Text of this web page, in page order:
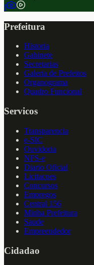
f
Prefeitura
Historia
Gabinete
Secretarias
Galeria de Prefeitos
Organograma
Quadro Funcional
Servicos
Transparencia
e-SIC
Ouvidoria
NFS-e
Diario Oficial
Licitacoes
Concursos
Empregos
Central 156
Minha Prefeitura
Saude
Empreendedor
Cidadao